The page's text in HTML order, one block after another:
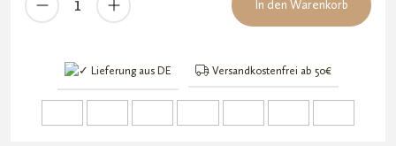
Slim
In den Warenkorb
Lieferung aus DE Versandkostenfrei ab 50€